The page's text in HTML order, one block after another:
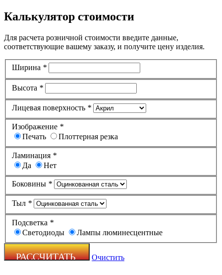
Калькулятор стоимости
Для расчета розничной стоимости введите данные,
соответствующие вашему заказу, и получите цену изделия.
Ширина *
Высота *
Лицевая поверхность *
Изображение *
Печать
Плоттерная резка
Ламинация *
Да
Нет
Боковины *
Тыл *
Подсветка *
Светодиоды
Лампы люминесцентные
Очистить